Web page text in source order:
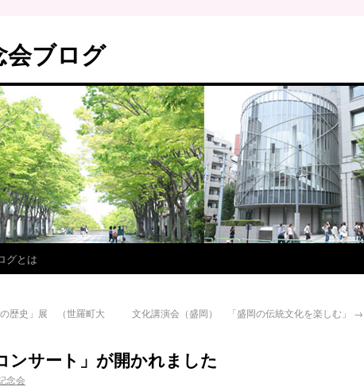
会ブログ
グとは
の歴史」展 （世羅町大
文化講演会（盛岡） 「盛岡の伝統文化を楽しむ」 →
ンサート」が開かれました
念会